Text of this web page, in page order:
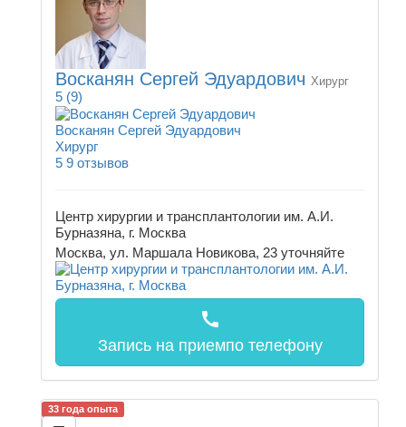
Восканян Сергей Эдуардович Хирург
5 (9)
Восканян Сергей Эдуардович
Хирург
5 9 отзывов
Центр хирургии и трансплантологии им. А.И.
Бурназяна, г. Москва
Москва, ул. Маршала Новикова, 23 уточняйте
call
Запись на приемпо телефону
33 года опыта